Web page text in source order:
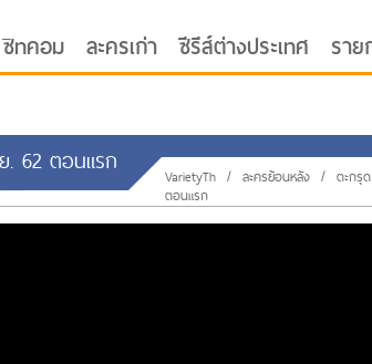
ซิทคอม ละครเก่า ซีรีส์ต่างประเทศ ราย
. 62 ตอนแรก VarietyTh / ละครย้อนหลัง / ตะกรุ
ตอนแรก